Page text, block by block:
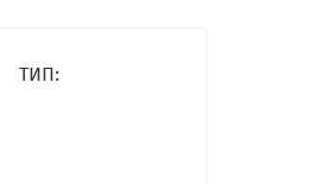
ТИП: